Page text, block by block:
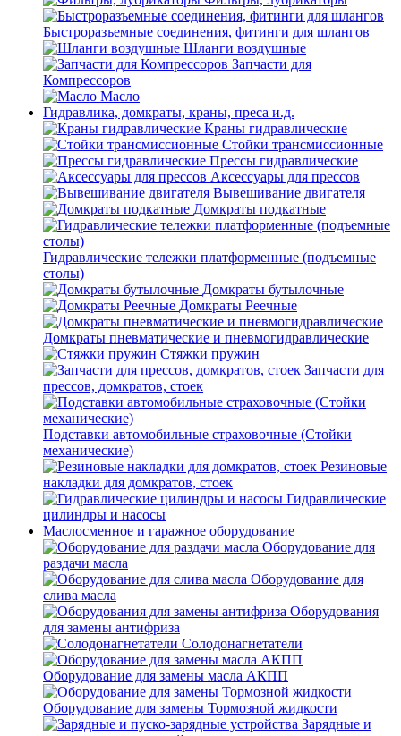
Быстроразъемные соединения, фитинги для шлангов
Шланги воздушные
Запчасти для
Компрессоров
Масло
Гидравлика, домкраты, краны, преса и.д.
Краны гидравлические
Стойки трансмиссионные
Прессы гидравлические
Аксессуары для прессов
Вывешивание двигателя
Домкраты подкатные
Гидравлические тележки платформенные (подъемные
столы)
Домкраты бутылочные
Домкраты Реечные
Домкраты пневматические и пневмогидравлические
Стяжки пружин
Запчасти для
прессов, домкратов, стоек
Подставки автомобильные страховочные (Стойки
механические)
Резиновые
накладки для домкратов, стоек
Гидравлические
цилиндры и насосы
Маслосменное и гаражное оборудование
Оборудование для
раздачи масла
Оборудование для
слива масла
Оборудования
для замены антифриза
Солодонагнетатели
Оборудование для замены масла АКПП
Оборудование для замены Тормозной жидкости
Зарядные и